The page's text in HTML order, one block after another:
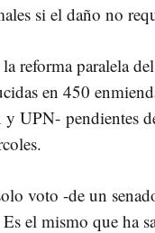
si el daño no
reforma paralela
en 450
y UPN- pendientes
voto -de un
el mismo que ha